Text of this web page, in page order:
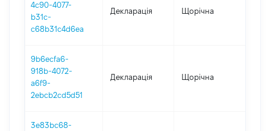
4c90-4077-
b31c-
c68b31c4d6ea
Декларація Щорічна
9b6ecfa6-
918b-4072-
a6f9-
2ebcb2cd5d51
Декларація Щорічна
3e83bc68-